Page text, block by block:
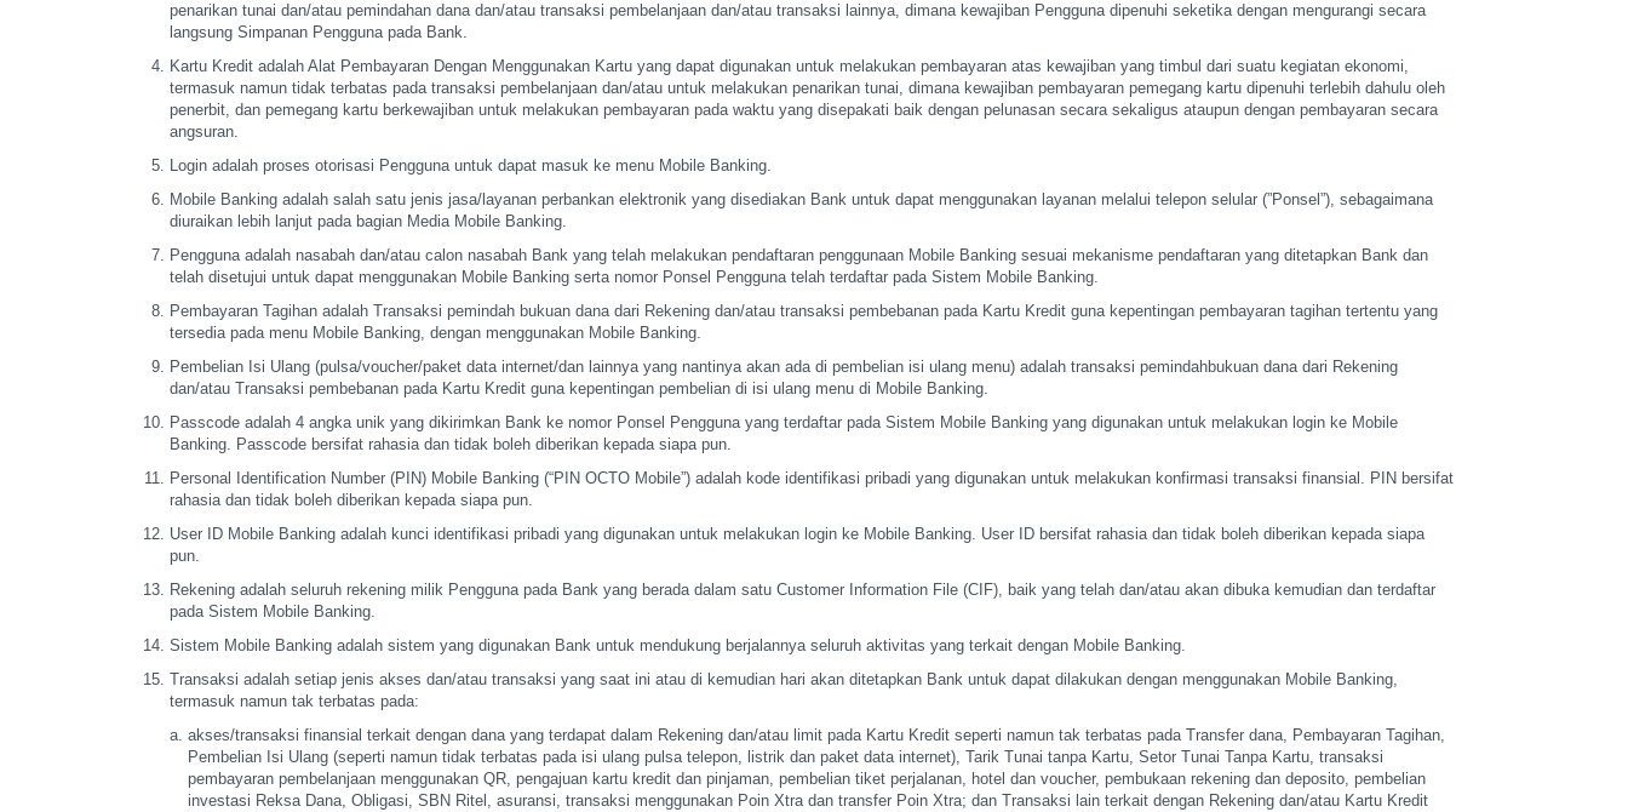
penarikan tunai dan/atau pemindahan danadan/atau transaksi pembelanjaan dan/atau transaksi lainnya, dimanakewajiban Pengguna dipenuhi seketika dengan mengurangi secara
langsung Simpanan Pengguna pada Bank.
Kartu Kredit adalah Alat Pembayaran Dengan Menggunakan Kartu yang dapat digunakan untuk melakukan pembayaran atas kewajiban yang timbul dari suatu kegiatan ekonomi,
termasuk namun tidak terbatas pada transaksi pembelanjaan dan/atau untuk melakukan penarikan tunai, dimana kewajiban pembayaran pemegang kartu dipenuhi terlebih dahulu oleh
penerbit, dan pemegang kartu berkewajiban untuk melakukan pembayaran pada waktu yang disepakati baik dengan pelunasan secara sekaligus ataupun dengan pembayaran secara
angsuran.
Login adalah proses otorisasi Pengguna untuk dapat masuk ke menu Mobile Banking.
Mobile Banking adalah salah satu jenis jasa/layanan perbankan elektronik yang disediakan Bank untuk dapat menggunakan layanan melalui telepon selular (”Ponsel”), sebagaimana
diuraikan lebih lanjut padabagian Media Mobile Banking.
Pengguna adalah nasabah dan/atau calon nasabah Bank yang telah melakukan pendaftaran penggunaan Mobile Banking sesuai mekanisme pendaftaran yang ditetapkan Bank dan
telah disetujui untuk dapat menggunakan Mobile Banking serta nomor Ponsel Pengguna telah terdaftar pada Sistem Mobile Banking.
Pembayaran Tagihan adalah Transaksi pemindah bukuan dana dari Rekening dan/atau transaksi pembebanan pada Kartu Kredit guna kepentingan pembayaran tagihan tertentu yang
tersedia pada menu Mobile Banking, dengan menggunakan Mobile Banking.
Pembelian Isi Ulang (pulsa/voucher/paket data internet/dan lainnya yang nantinya akan ada di pembelian isi ulang menu) adalah transaksi pemindahbukuan dana dari Rekening
dan/atau Transaksi pembebanan padaKartu Kredit guna kepentingan pembelian di isi ulang menu di Mobile Banking.
Passcode adalah 4 angka unik yang dikirimkan Bank ke nomor Ponsel Pengguna yang terdaftar pada Sistem Mobile Banking yang digunakan untuk melakukan login ke Mobile
Banking. Passcode bersifat rahasia dan tidak boleh diberikan kepada siapa pun.
Personal Identification Number (PIN) Mobile Banking (“PIN OCTO Mobile”) adalah kode identifikasi pribadi yang digunakan untuk melakukan konfirmasi transaksi finansial. PIN bersifat
rahasia dan tidak boleh diberikan kepada siapa pun.
User ID Mobile Banking adalah kunci identifikasi pribadi yang digunakan untuk melakukan login ke Mobile Banking. User ID bersifat rahasia dan tidak boleh diberikan kepada siapa
pun.
Rekening adalah seluruh rekening milik Pengguna pada Bank yang beradadalam satu Customer Information File (CIF), baik yang telah dan/atau akan dibuka kemudian dan terdaftar
pada Sistem Mobile Banking.
Sistem Mobile Banking adalah sistem yang digunakan Bank untuk mendukung berjalannya seluruh aktivitas yang terkait dengan Mobile Banking.
Transaksi adalah setiap jenis akses dan/atau transaksi yang saat ini atau di kemudian hari akan ditetapkan Bank untuk dapat dilakukan dengan menggunakan Mobile Banking,
termasuk namun tak terbatas pada:
akses/transaksi finansial terkait dengan dana yang terdapat dalam Rekening dan/atau limit pada Kartu Kredit seperti namun tak terbatas pada Transfer dana, Pembayaran Tagihan,
Pembelian Isi Ulang (seperti namun tidak terbatas pada isi ulang pulsa telepon, listrik dan paket data internet), Tarik Tunai tanpa Kartu, Setor Tunai Tanpa Kartu, transaksi
pembayaran pembelanjaan menggunakan QR, pengajuan kartu kredit dan pinjaman, pembelian tiket perjalanan, hotel dan voucher, pembukaan rekening dan deposito, pembelian
investasi Reksa Dana, Obligasi, SBN Ritel, asuransi, transaksi menggunakan Poin Xtra dan transfer Poin Xtra; dan Transaksi lain terkait dengan Rekening dan/atau Kartu Kredit